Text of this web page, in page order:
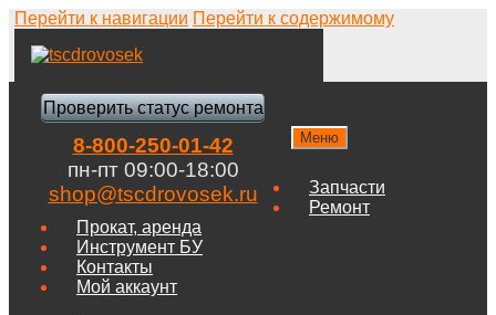
Перейти к навигации Перейти к содержимому
Проверить статус ремонта
8-800-250-01-42
пн-пт 09:00-18:00
shop@tscdrovosek.ru
Меню
Запчасти
Ремонт
Прокат, аренда
Инструмент БУ
Контакты
Мой аккаунт